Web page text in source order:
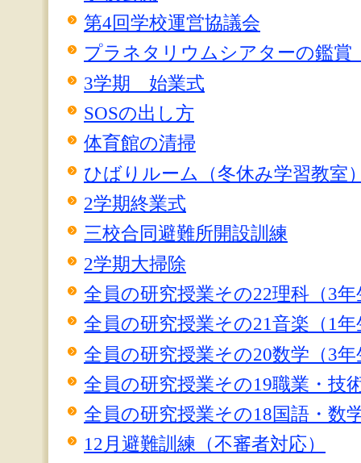
第4回学校運営協議会
プラネタリウムシアターの鑑賞
3学期 始業式
SOSの出し方
体育館の清掃
ひばりルーム（冬休み学習教室
2学期終業式
三校合同避難所開設訓練
2学期大掃除
全員の研究授業その22理科（3年
全員の研究授業その21音楽（1年
全員の研究授業その20数学（3年
全員の研究授業その19職業・技
全員の研究授業その18国語・数
12月避難訓練（不審者対応）